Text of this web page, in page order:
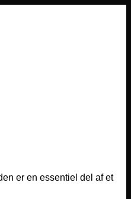
er en essentiel del af et